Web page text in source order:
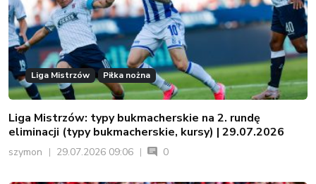
Liga Mistrzów Piłka nożna
Liga Mistrzów: typy bukmacherskie na 2. rundę
eliminacji (typy bukmacherskie, kursy) | 29.07.2026
szymon 29.07.2026 09:06 0